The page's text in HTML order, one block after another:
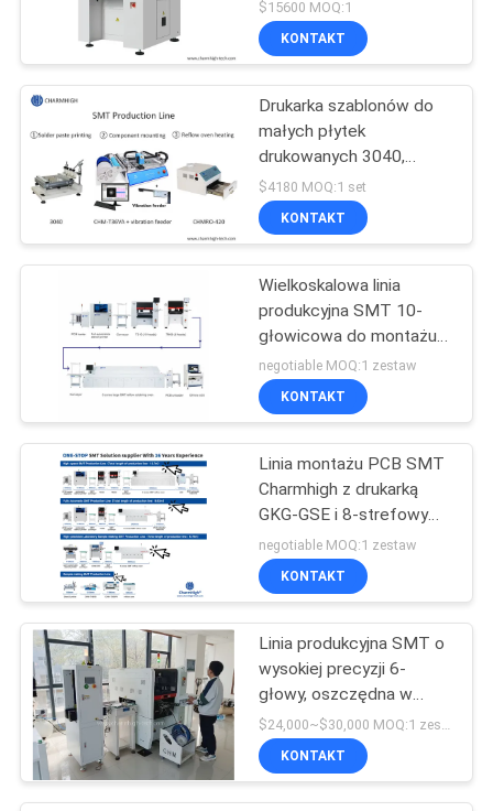
FABRYCZNA
KONTROLA
JAKOŚCI
SKONTAKTUJ
AKTUALNOŚCI
SHOPPING
LINE
MAPA
STRONY
POLITYKA
PRYWATNOŚCI
and Place Machine
$15600 MOQ:1
KONTAKT
Drukarka szablonów do
małych płytek
drukowanych 3040,
CHMT36VA Smt
Machine, 420 Reflow
Oven
$4180 MOQ:1 set
KONTAKT
Wielkoskalowa linia
produkcyjna SMT 10-
głowicowa do montażu
PCB w przemyśle
elektronicznym
negotiable MOQ:1 zestaw
KONTAKT
Linia montażu PCB SMT
Charmhigh z drukarką
GKG-GSE i 8-strefowym
odpływem
negotiable MOQ:1 zestaw
KONTAKT
Linia produkcyjna SMT o
wysokiej precyzji 6-
głowy, oszczędna w
pomieszczeniu, dla
wydajnej montażu PCB
KONTAKT